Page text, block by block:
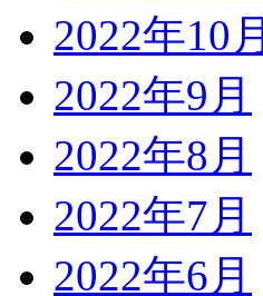
2022年10月
2022年9月
2022年8月
2022年7月
2022年6月